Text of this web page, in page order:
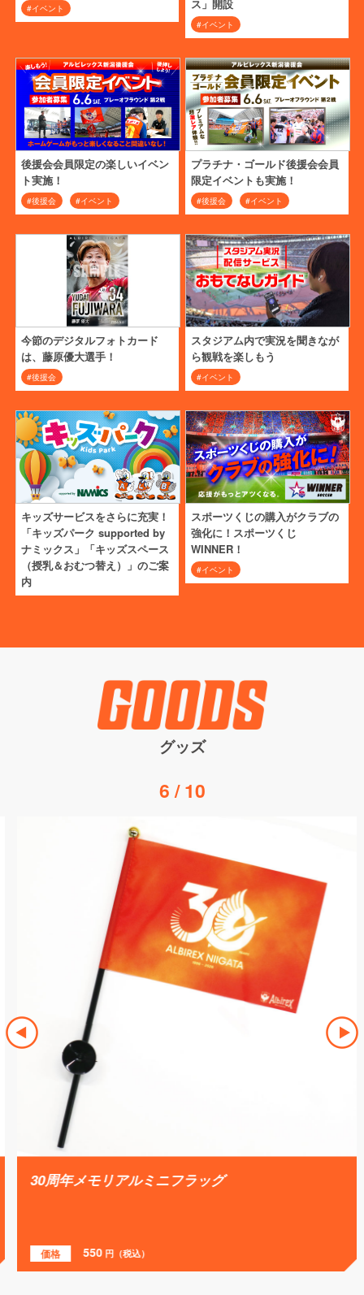
#イベント
ス」開設
#イベント
後援会会員限定の楽しいイベン
ト実施！
#後援会 #イベント
プラチナ・ゴールド後援会会員
限定イベントも実施！
#後援会 #イベント
今節のデジタルフォトカード
は、藤原優大選手！
#後援会
スタジアム内で実況を聞きなが
ら観戦を楽しもう
#イベント
キッズサービスをさらに充実！
「キッズパーク supported by
ナミックス」「キッズスペース
（授乳＆おむつ替え）」のご案
内
スポーツくじの購入がクラブの
強化に！スポーツくじ
WINNER！
#イベント
グッズ
30周年メモリアルミニフラッグ
価格 550 円（税込）
6/10